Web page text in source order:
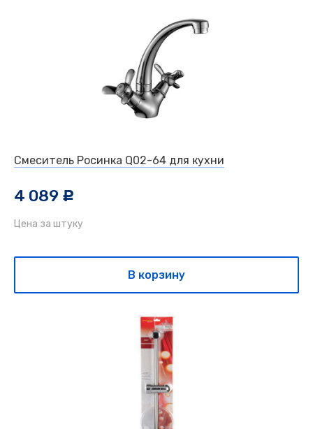
Смеситель Росинка Q02-64 для кухни
4 089 c
Цена за штуку
В корзину